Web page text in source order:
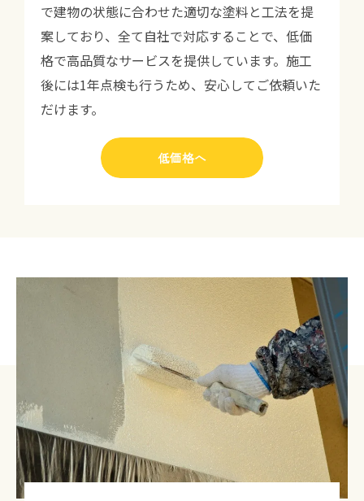
で建物の状態に合わせた適切な塗料と工法を提
案しており、全て自社で対応することで、低価
格で高品質なサービスを提供しています。施工
後には1年点検も行うため、安心してご依頼いた
だけます。
低価格へ